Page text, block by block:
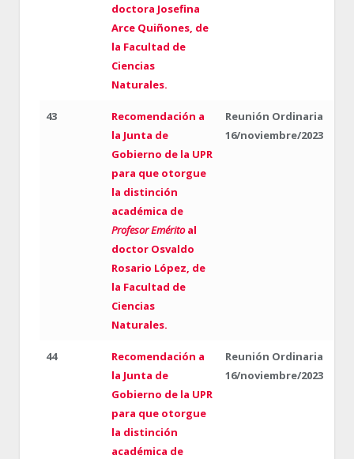
doctora Josefina
Arce Quiñones, de
la Facultad de
Ciencias
Naturales.
43
Recomendación a
la Junta de
Gobierno de la UPR
para que otorgue
la distinción
académica de
Profesor Eméritoal
doctor Osvaldo
Rosario López, de
la Facultad de
Ciencias
Naturales.
Reunión Ordinaria
16/noviembre/2023
44
Recomendación a
la Junta de
Gobierno de la UPR
para que otorgue
la distinción
académica de
Reunión Ordinaria
16/noviembre/2023